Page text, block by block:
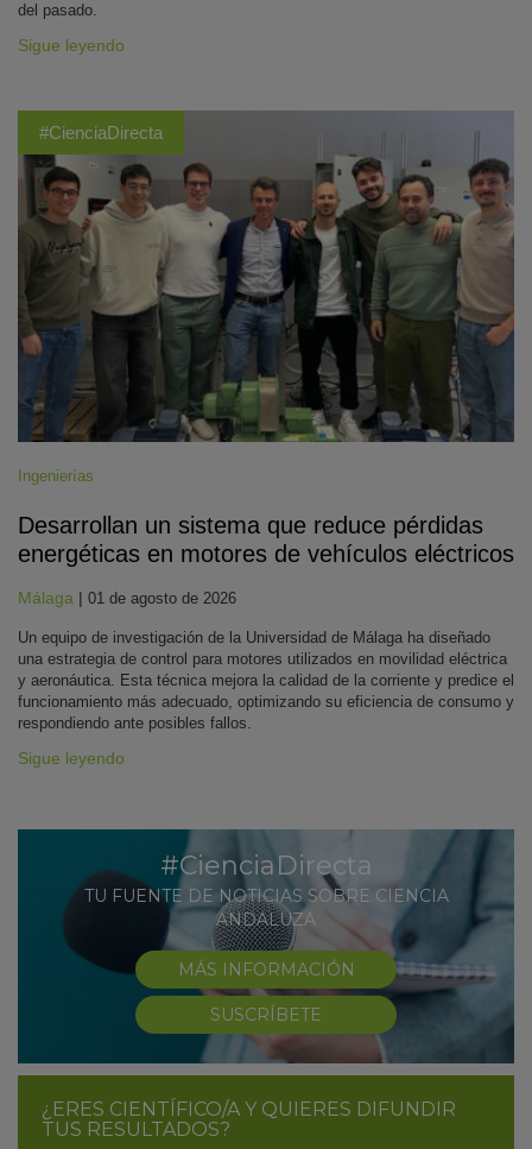
del pasado.
Sigue leyendo
#CienciaDirecta
Ingenierías
Desarrollan un sistema que reduce pérdidas
energéticas en motores de vehículos eléctricos
Málaga | 01 de agosto de 2026
Un equipo de investigación de la Universidad de Málaga ha diseñado
una estrategia de control para motores utilizados en movilidad eléctrica
y aeronáutica. Esta técnica mejora la calidad de la corriente y predice el
funcionamiento más adecuado, optimizando su eficiencia de consumo y
respondiendo ante posibles fallos.
Sigue leyendo
#CienciaDirecta
TU FUENTE DE NOTICIAS SOBRE CIENCIA
ANDALUZA
MÁS INFORMACIÓN
SUSCRÍBETE
¿ERES CIENTÍFICO/A Y QUIERES DIFUNDIR
TUS RESULTADOS?